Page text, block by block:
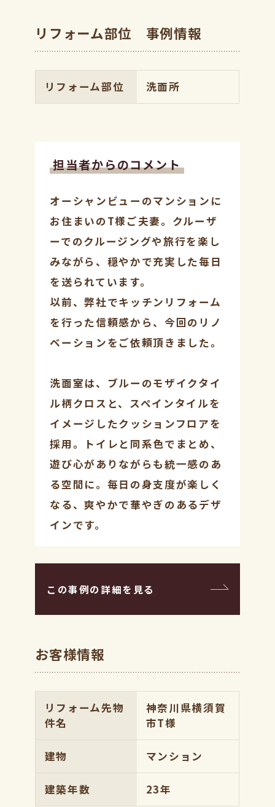
リフォーム部位 事例情報
リフォーム部位 洗面所
担当者からのコメント
オーシャンビューのマンションに
お住まいのT様ご夫妻。クルーザ
ーでのクルージングや旅行を楽し
みながら、穏やかで充実した毎日
を送られています。
以前、弊社でキッチンリフォーム
を行った信頼感から、今回のリノ
ベーションをご依頼頂きました。
洗面室は、ブルーのモザイクタイ
ル柄クロスと、スペインタイルを
イメージしたクッションフロアを
採用。トイレと同系色でまとめ、
遊び心がありながらも統一感のあ
る空間に。毎日の身支度が楽しく
なる、爽やかで華やぎのあるデザ
インです。
この事例の詳細を見る
お客様情報
リフォーム先物
件名
神奈川県横須賀
市T様
建物 マンション
建築年数 23年